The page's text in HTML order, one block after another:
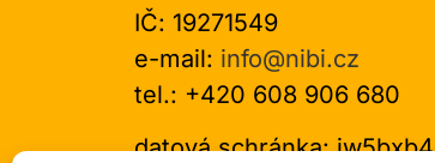
IČ: 19271549
e-mail: info@nibi.cz
tel.: +420 608 906 680
datová schránka: jw5bxb4